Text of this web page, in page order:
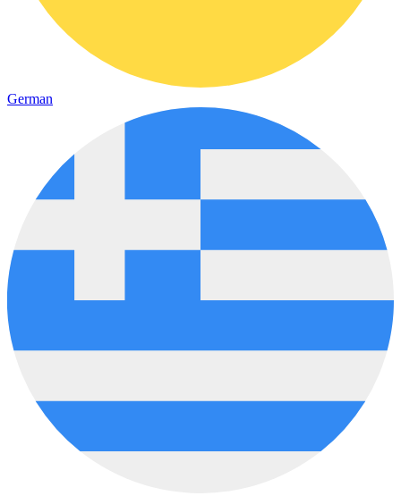
German